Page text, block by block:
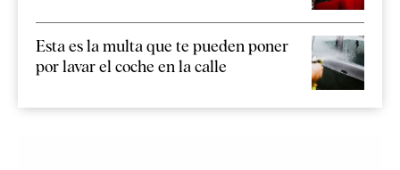
Esta es la multa que te pueden poner
por lavar el coche en la calle